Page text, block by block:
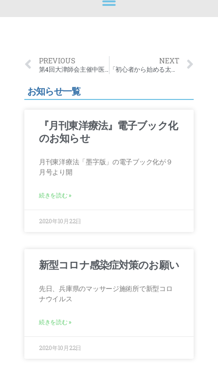
PREVIOUS
第4回大津師会主催中医学実技研修会のお知らせ
NEXT
「初心者から始める太極拳教室」のお知らせ
お知らせ一覧
『月刊東洋療法』電子ブック化
のお知らせ
月刊東洋療法「墨字版」の電子ブック化が９
月号より開
続きを読む »
2020年10月22日
新型コロナ感染症対策のお願い
先日、兵庫県のマッサージ施術所で新型コロ
ナウイルス
続きを読む »
2020年10月22日